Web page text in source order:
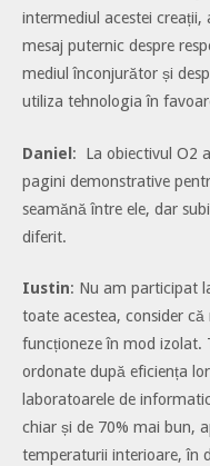
intermediul acestei
mesaj puternic despre
mediul înconjurător și
utiliza tehnologia în
Daniel: La obiectivul O2
pagini demonstrative
seamănă între ele, dar
diferit.
Iustin: Nu am participat
toate acestea, consider
funcționeze în mod izolat.
ordonate după eficiența
laboratoarele de
chiar și de 70% mai bun,
temperaturii interioare, în